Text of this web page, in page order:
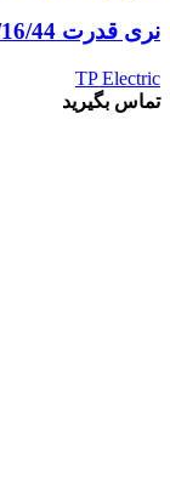
نری قدرت 3/16/44 TP Electric
TP Electric
تماس بگیرید